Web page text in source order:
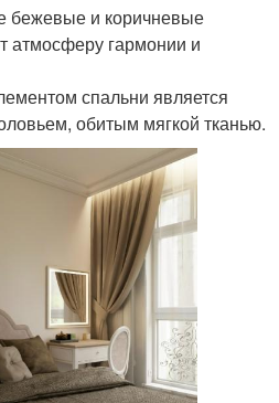
бежевые и коричневые
атмосферу гармонии и
спальни является
обитым мягкой тканью.